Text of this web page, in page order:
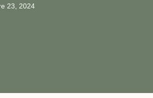
23, 2024